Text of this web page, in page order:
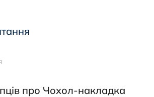
про Чохол-накладка